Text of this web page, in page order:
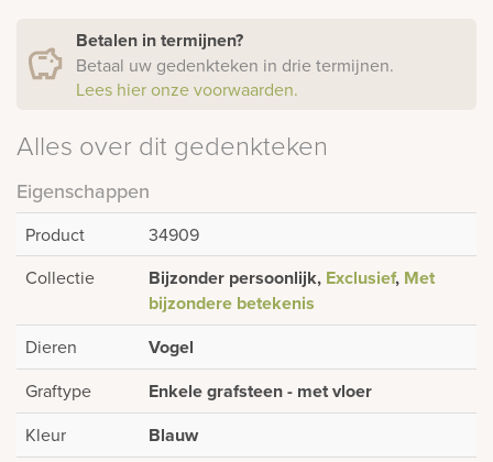
Betalen in termijnen?
Betaal uw gedenkteken in drie termijnen.
Lees hier onze voorwaarden.
Alles over dit gedenkteken
Eigenschappen
Product
34909
Collectie
Bijzonder persoonlijk, Exclusief, Met
bijzondere betekenis
Dieren Vogel
Graftype Enkele grafsteen - met vloer
Kleur Blauw